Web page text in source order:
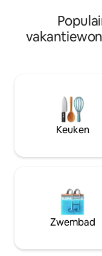
van de straat om te
dok van Hatupa/Tapuamu.
XPF per dag per
Keuken
Zwembad